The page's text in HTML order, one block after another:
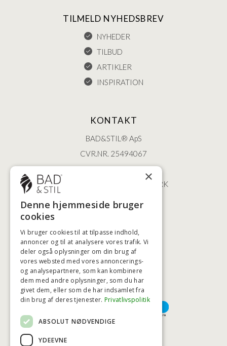
TILMELD NYHEDSBREV
NYHEDER
TILBUD
ARTIKLER
INSPIRATION
KONTAKT
BAD&STIL® ApS
CVR.NR. 25494067
ØSTERBROGADE 202
2100 KØBENHAVN • DANMARK
+45 3920 5084
HØJESTE KREDITVÆRDIGHED
BETALINGSMULIGHEDER
×
Denne hjemmeside bruger
cookies
Vi bruger cookies til at tilpasse indhold,
annoncer og til at analysere vores trafik. Vi
deler også oplysninger om din brug af
vores websted med vores annoncerings-
og analysepartnere, som kan kombinere
dem med andre oplysninger, som du har
givet dem, eller som de har indsamlet fra
din brug af deres tjenester. Privatlivspolitik
ABSOLUT NØDVENDIGE
YDEEVNE